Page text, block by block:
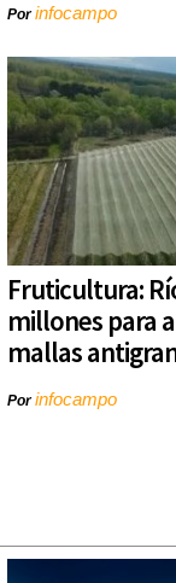
Porinfocampo
Fruticultura:
millones para
mallas
Porinfocampo